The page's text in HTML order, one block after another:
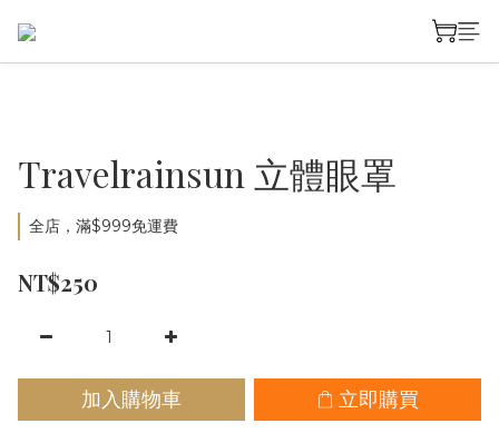
Travelrainsun 立體眼罩
全店，滿$999免運費
NT$250
加入購物車 立即購買